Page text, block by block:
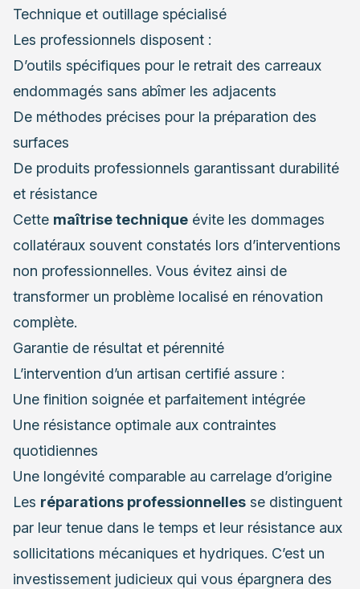
Technique et outillage spécialisé
Les professionnels disposent :
D’outils spécifiques pour le retrait des carreaux
endommagés sans abîmer les adjacents
De méthodes précises pour la préparation des
surfaces
De produits professionnels garantissant durabilité
et résistance
Cette maîtrise technique évite les dommages
collatéraux souvent constatés lors d’interventions
non professionnelles. Vous évitez ainsi de
transformer un problème localisé en rénovation
complète.
Garantie de résultat et pérennité
L’intervention d’un artisan certifié assure :
Une finition soignée et parfaitement intégrée
Une résistance optimale aux contraintes
quotidiennes
Une longévité comparable au carrelage d’origine
Les réparations professionnelles se distinguent
par leur tenue dans le temps et leur résistance aux
sollicitations mécaniques et hydriques. C’est un
investissement judicieux qui vous épargnera des